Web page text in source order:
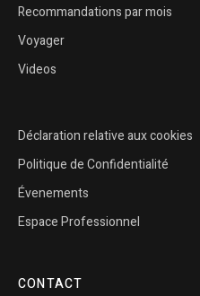
Recommandations par mois
Voyager
Videos
Déclaration relative aux cookies
Politique de Confidentialité
Évenements
Espace Professionnel
CONTACT